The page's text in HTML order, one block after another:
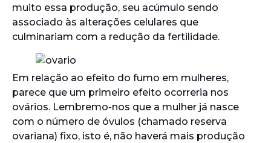
muito essa produção, seu acúmulo sendo
associado às alterações celulares que
culminariam com a redução da fertilidade.
Em relação ao efeito do fumo em mulheres,
parece que um primeiro efeito ocorreria nos
ovários. Lembremo-nos que a mulher já nasce
com o número de óvulos (chamado reserva
ovariana) fixo, isto é, não haverá mais produção